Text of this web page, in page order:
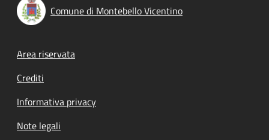
Comune di Montebello Vicentino
Footer menu
Area riservata
Crediti
Informativa privacy
Note legali